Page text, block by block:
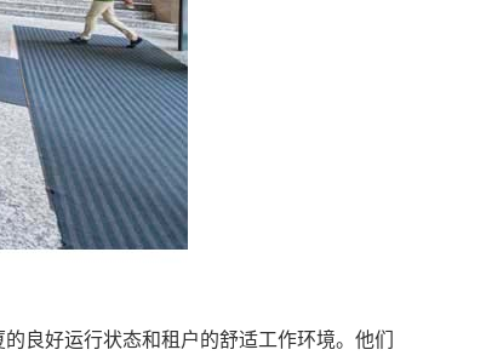
良好运行状态和租户的舒适工作环境。他们